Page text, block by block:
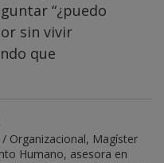
“¿puedo
sin vivir
que
Organizacional, Magíster
Humano, asesora en